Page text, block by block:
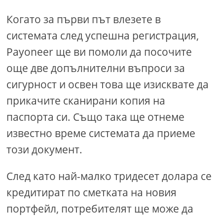
Когато за първи път влезете в
системата след успешна регистрация,
Payoneer ще ви помоли да посочите
още две допълнителни въпроси за
сигурност и освен това ще изисквате да
прикачите сканирани копия на
паспорта си. Също така ще отнеме
известно време системата да приеме
този документ.
След като най-малко тридесет долара се
кредитират по сметката на новия
портфейл, потребителят ще може да